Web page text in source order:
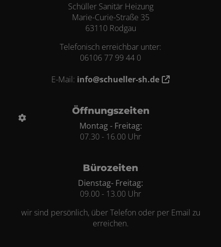
Schüller Sanitär Heizung
Marie-Curie-Straße 35
63110 Rodgau
Telefonisch erreichbar unter:
06106 77 99 44 0
E-Mail: info@schueller-sh.de
Öffnungszeiten
Montag - Freitag:
07.30 - 16.00 Uhr
Bürozeiten
Dienstag- Freitag:
09.00 - 13.00 Uhr
wir sind persönlich, über Telefon oder per Email zu
erreichen.